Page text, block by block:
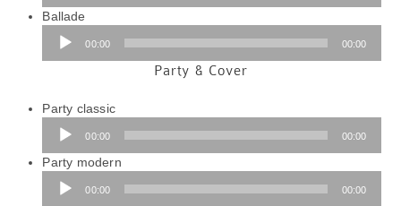
Ballade
00:00 00:00
Party & Cover
Party classicAudio-
00:00 00:00
Party modernAudio-
00:00 00:00